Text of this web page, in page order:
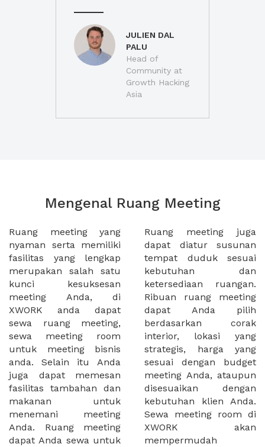
JULIEN DAL
PALU
Head of
Community at
Growth Hacking
Asia
Mengenal Ruang Meeting
Ruang meeting yang
nyaman serta memiliki
fasilitas yang lengkap
merupakan salah satu
kunci kesuksesan
meeting Anda, di
XWORK anda dapat
sewa ruang meeting,
sewa meeting room
untuk meeting bisnis
anda. Selain itu Anda
juga dapat memesan
fasilitas tambahan dan
makanan untuk
menemani meeting
Anda. Ruang meeting
dapat Anda sewa untuk
Ruang meeting juga
dapat diatur susunan
tempat duduk sesuai
kebutuhan dan
ketersediaan ruangan.
Ribuan ruang meeting
dapat Anda pilih
berdasarkan corak
interior, lokasi yang
strategis, harga yang
sesuai dengan budget
meeting Anda, ataupun
disesuaikan dengan
kebutuhan klien Anda.
Sewa meeting room di
XWORK akan
mempermudah